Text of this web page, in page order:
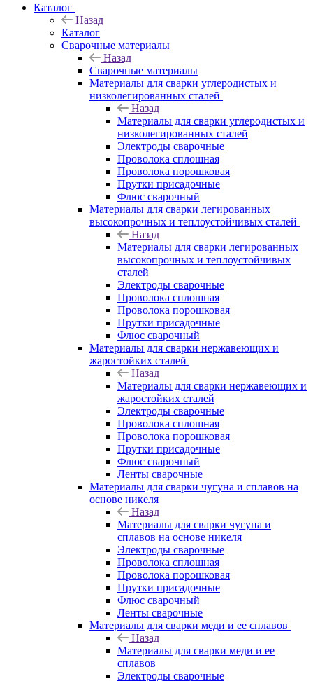
Каталог
Назад
Каталог
Сварочные материалы
Назад
Сварочные материалы
Материалы для сварки углеродистых и
низколегированных сталей
Назад
Материалы для сварки углеродистых и
низколегированных сталей
Электроды сварочные
Проволока сплошная
Проволока порошковая
Прутки присадочные
Флюс сварочный
Материалы для сварки легированных
высокопрочных и теплоустойчивых сталей
Назад
Материалы для сварки легированных
высокопрочных и теплоустойчивых
сталей
Электроды сварочные
Проволока сплошная
Проволока порошковая
Прутки присадочные
Флюс сварочный
Материалы для сварки нержавеющих и
жаростойких сталей
Назад
Материалы для сварки нержавеющих и
жаростойких сталей
Электроды сварочные
Проволока сплошная
Проволока порошковая
Прутки присадочные
Флюс сварочный
Ленты сварочные
Материалы для сварки чугуна и сплавов на
основе никеля
Назад
Материалы для сварки чугуна и
сплавов на основе никеля
Электроды сварочные
Проволока сплошная
Проволока порошковая
Прутки присадочные
Флюс сварочный
Ленты сварочные
Материалы для сварки меди и ее сплавов
Назад
Материалы для сварки меди и ее
сплавов
Электроды сварочные